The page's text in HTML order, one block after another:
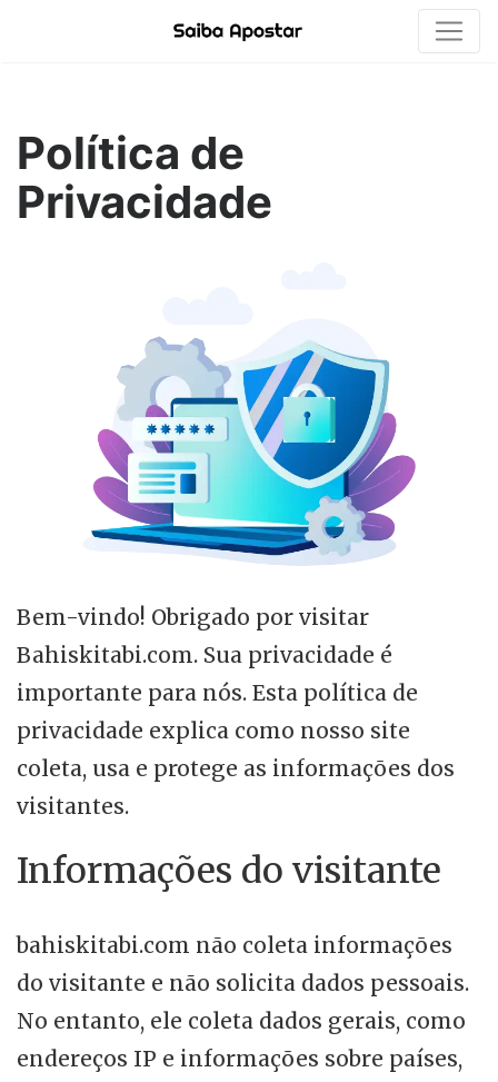
Política de
Privacidade
Bem-vindo! Obrigado por visitar
Bahiskitabi.com. Sua privacidade é
importante para nós. Esta política de
privacidade explica como nosso site
coleta, usa e protege as informações dos
visitantes.
Informações do visitante
bahiskitabi.com não coleta informações
do visitante e não solicita dados pessoais.
No entanto, ele coleta dados gerais, como
endereços IP e informações sobre países,